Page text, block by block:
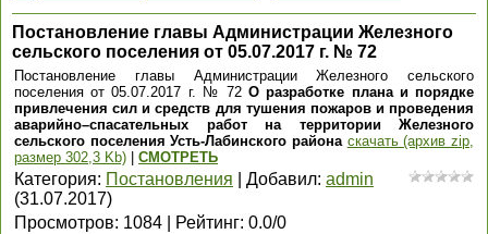
Постановление главы Администрации Железного
сельского поселения от 05.07.2017 г. № 72
Постановление главы Администрации Железного сельского
поселения от 05.07.2017 г. № 72О разработке плана и порядке
привлечения сил и средств для тушения пожаров и проведения
аварийно–спасательных работ на территории Железного
сельского поселения Усть-Лабинского района скачать (архив zip,
размер 302,3 Kb)
СМОТРЕТЬ
Категория: Постановления Добавил: admin
(31.07.2017)
Просмотров: 1084 Рейтинг: 0.0/0